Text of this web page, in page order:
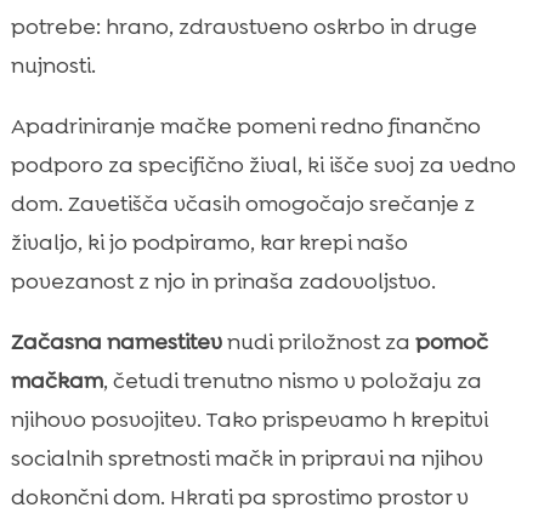
potrebe: hrano, zdravstveno oskrbo in druge
nujnosti.
Apadriniranje mačke pomeni redno finančno
podporo za specifično žival, ki išče svoj za vedno
dom. Zavetišča včasih omogočajo srečanje z
živaljo, ki jo podpiramo, kar krepi našo
povezanost z njo in prinaša zadovoljstvo.
Začasna namestitevnudi priložnost za pomoč
mačkam, četudi trenutno nismo v položaju za
njihovo posvojitev. Tako prispevamo h krepitvi
socialnih spretnosti mačk in pripravi na njihov
dokončni dom. Hkrati pa sprostimo prostor v